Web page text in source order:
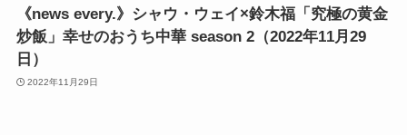
《news every.》シャウ・ウェイ×鈴木福「究極の黄金
炒飯」幸せのおうち中華 season 2（2022年11月29
日）
2022年11月29日